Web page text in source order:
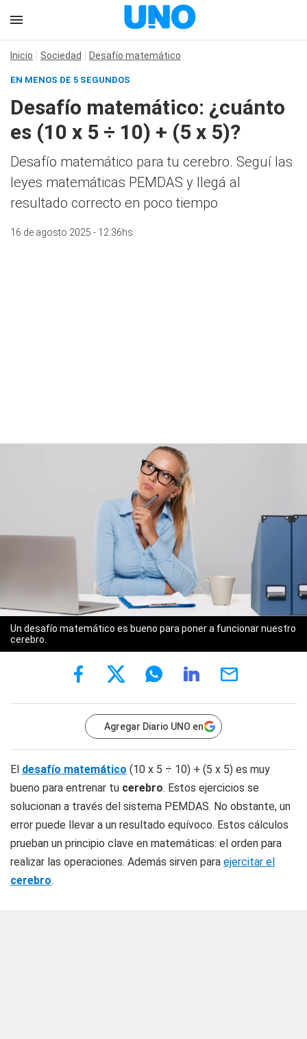
Inicio Sociedad Desafío matemático
EN MENOS DE 5 SEGUNDOS
Desafío matemático: ¿cuánto
es (10 x 5 ÷ 10) + (5 x 5)?
Desafío matemático para tu cerebro. Seguí las
leyes matemáticas PEMDAS y llegá al
resultado correcto en poco tiempo
16 de agosto 2025 - 12:36hs
Un desafío matemático es bueno para poner a funcionar nuestro
cerebro.
Agregar Diario UNO en
El desafío matemático (10 x 5 ÷ 10) + (5 x 5) es muy
bueno para entrenar tu cerebro. Estos ejercicios se
solucionan a través del sistema PEMDAS. No obstante, un
error puede llevar a un resultado equívoco. Estos cálculos
prueban un principio clave en matemáticas: el orden para
realizar las operaciones. Además sirven para ejercitar el
cerebro.